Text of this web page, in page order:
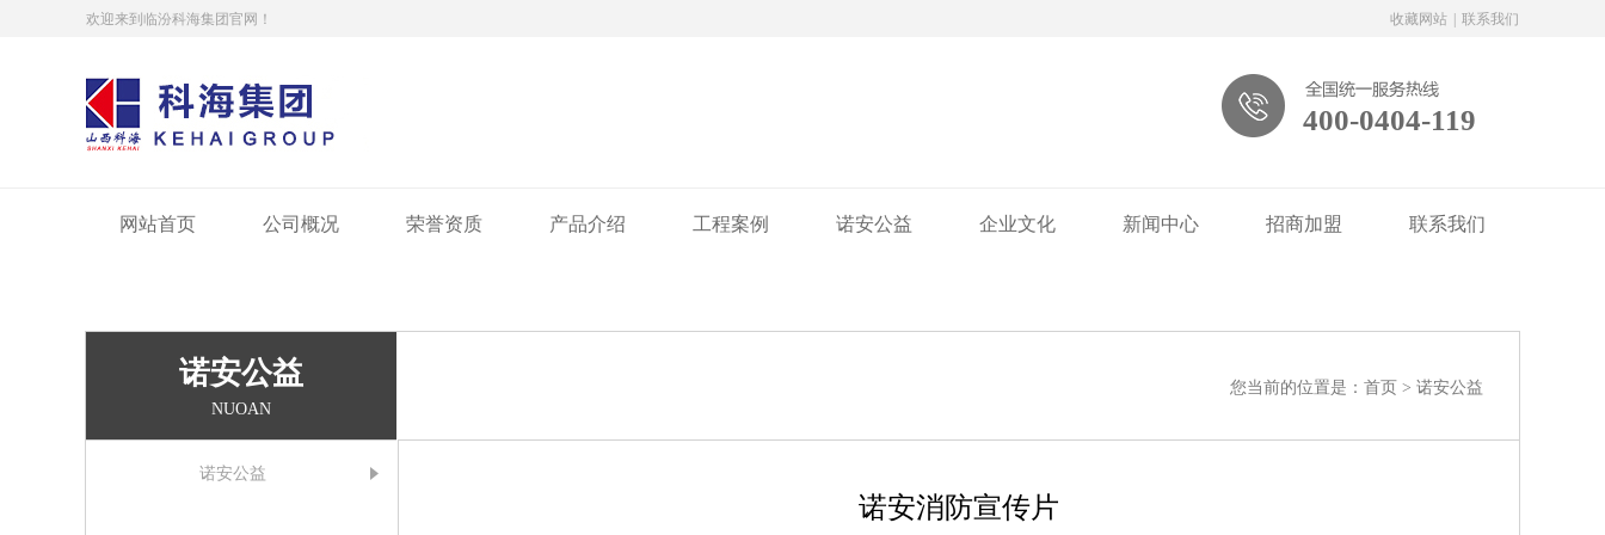
欢迎来到临汾科海集团官网！ 联系我们
|
收藏网站
400-0404-119
网站首页 公司概况 荣誉资质 产品介绍 工程案例 诺安公益 企业文化 新闻中心 招商加盟 联系我们
诺安公益
NUOAN
您当前的位置是： 首页 > 诺安公益
诺安公益
诺安消防宣传片